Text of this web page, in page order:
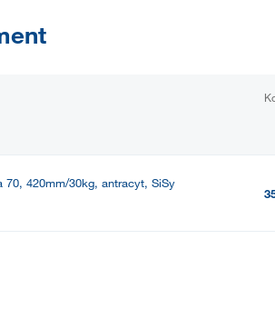
70, 420mm/30kg, antracyt, SiSy